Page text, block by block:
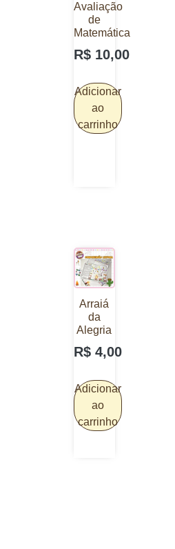
Avaliação
de
Matemática
R$ 10,00
Adicionar
ao
carrinho
Arraiá
da
Alegria
R$ 4,00
Adicionar
ao
carrinho